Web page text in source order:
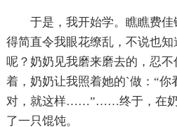
于是，我开始学。瞧瞧费
得简直令我眼花缭乱，不说也
呢？奶奶见我磨来磨去的，忍
着，奶奶让我照着她的`做：“你
对，就这样……”……终于，在奶
了一只馄饨。